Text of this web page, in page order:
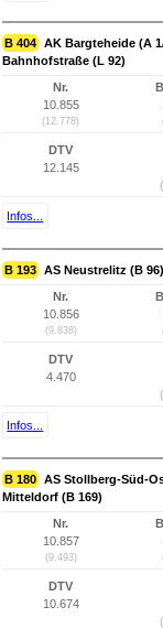
B 404 AK Bargteheide (A
Bahnhofstraße (L 92)
Nr.
10.855
(12.778)
DTV
12.145
Infos...
B 193 AS Neustrelitz (B
Nr.
10.856
(9.838)
DTV
4.470
Infos...
B 180 AS Stollberg-Süd-
Mitteldorf (B 169)
Nr.
10.857
(9.493)
DTV
10.674